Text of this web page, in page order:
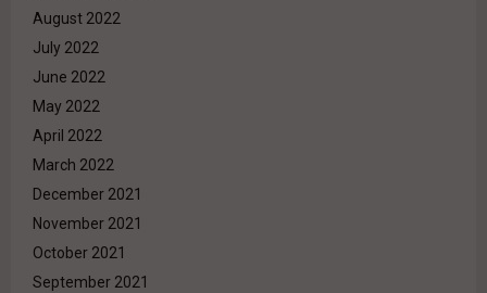
August 2022
July 2022
June 2022
May 2022
April 2022
March 2022
December 2021
November 2021
October 2021
September 2021